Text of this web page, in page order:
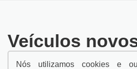
Veículos
Nós utilizamos cookies e